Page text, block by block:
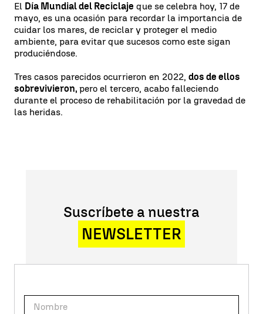
El Día Mundial del Reciclaje que se celebra hoy, 17 de
mayo, es una ocasión para recordar la importancia de
cuidar los mares, de reciclar y proteger el medio
ambiente, para evitar que sucesos como este sigan
produciéndose.
Tres casos parecidos ocurrieron en 2022, dos de ellos
sobrevivieron, pero el tercero, acabo falleciendo
durante el proceso de rehabilitación por la gravedad de
las heridas.
Suscríbete a nuestra
NEWSLETTER